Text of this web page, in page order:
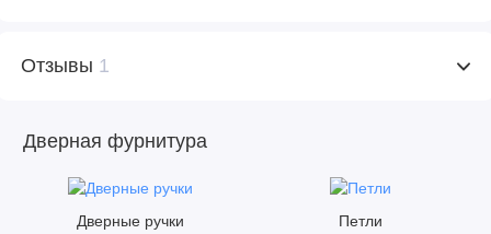
Отзывы 1
Дверная фурнитура
Дверные ручки Петли